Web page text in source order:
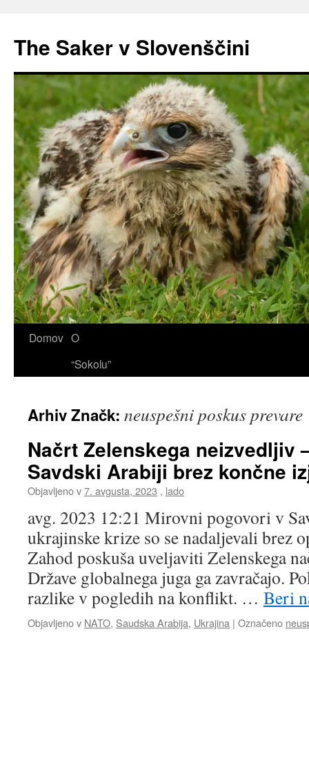
vsebino
The Saker v Slovenščini
Domov O
“Sokolu”
Arhiv Značk: neuspešni poskus prevare
Načrt Zelenskega neizvedljiv
Savdski Arabiji brez končne
Objavljeno v7. avgusta, 2023 , lado
avg. 2023 12:21 Mirovni pogovori v
ukrajinske krize so se nadaljevali brez
Zahod poskuša uveljaviti Zelenskega
Države globalnega juga ga zavračajo.
razlike v pogledih na konflikt. … Beri
Objavljeno v NATO, Saudska Arabija, Ukrajina | Označeno